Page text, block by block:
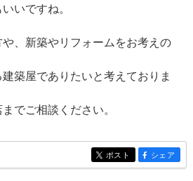
いですね。
、新築やリフォームをお考えの
築屋でありたいと考えておりま
でご相談ください。
entry203
ポスト entry203
シェア